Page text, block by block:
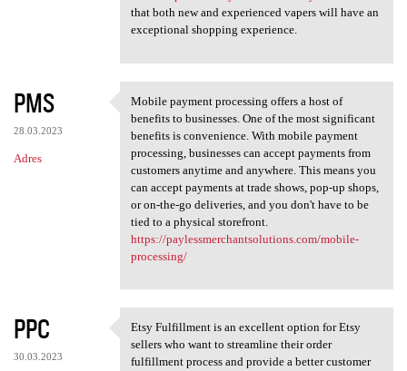
that both new and experienced vapers will have an
exceptional shopping experience.
PMS
28.03.2023
Adres
Mobile payment processing
Mobile payment processing offers a host of
benefits to businesses. One of the most significant
benefits is convenience. With mobile payment
processing, businesses can accept payments from
customers anytime and anywhere. This means you
can accept payments at trade shows, pop-up shops,
or on-the-go deliveries, and you don't have to be
tied to a physical storefront.
https://paylessmerchantsolutions.com/mobile-
processing/
PPC
30.03.2023
Etsy Fulfillment is an
Etsy Fulfillment is an excellent option for Etsy
sellers who want to streamline their order
fulfillment process and provide a better customer